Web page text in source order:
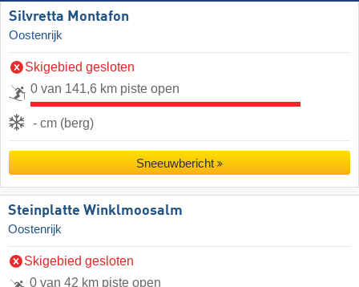
Silvretta Montafon
Oostenrijk
Skigebied gesloten
0 van 141,6 km piste open
- cm (berg)
Sneeuwbericht
Steinplatte Winklmoosalm
Oostenrijk
Skigebied gesloten
0 van 42 km piste open